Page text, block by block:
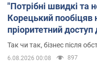
"Потрібні швидкі та
Корецький пообіцяв
пріоритетний
приміщень
Так чи так, бізнес після
6.08.2026 00:08 897